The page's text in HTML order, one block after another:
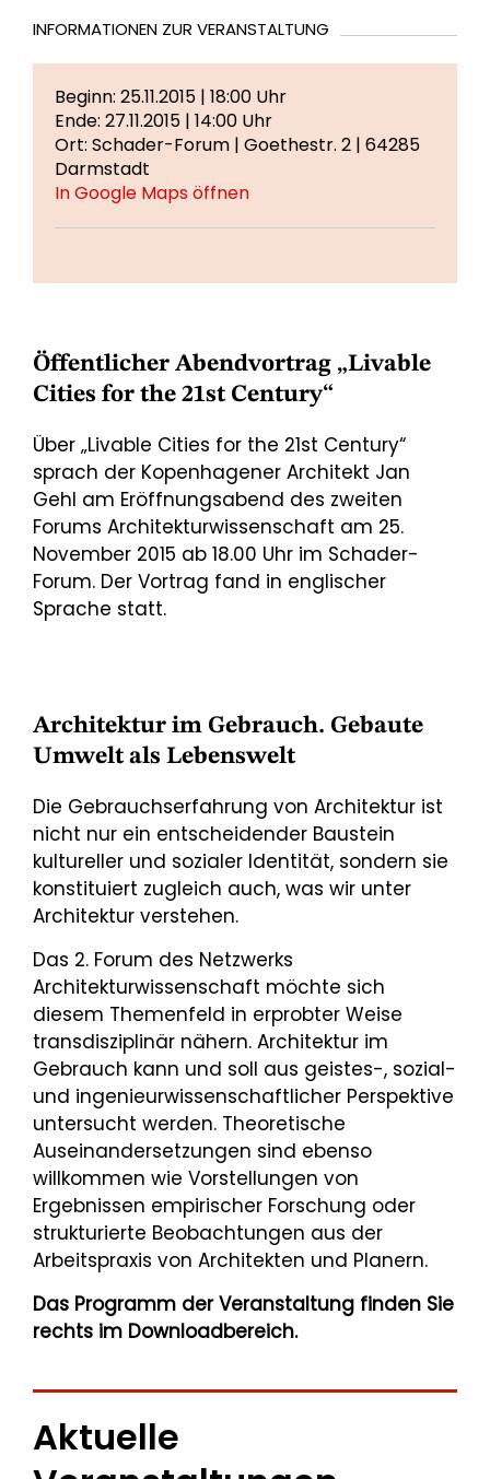
INFORMATIONEN ZUR VERANSTALTUNG
Beginn: 25.11.2015 | 18:00 Uhr
Ende: 27.11.2015 | 14:00 Uhr
Ort: Schader-Forum | Goethestr. 2 | 64285
Darmstadt
In Google Maps öffnen
Öffentlicher Abendvortrag „Livable
Cities for the 21st Century“
Über „Livable Cities for the 21st Century“
sprach der Kopenhagener Architekt Jan
Gehl am Eröffnungsabend des zweiten
Forums Architekturwissenschaft am 25.
November 2015 ab 18.00 Uhr im Schader-
Forum. Der Vortrag fand in englischer
Sprache statt.
Architektur im Gebrauch. Gebaute
Umwelt als Lebenswelt
Die Gebrauchserfahrung von Architektur ist
nicht nur ein entscheidender Baustein
kultureller und sozialer Identität, sondern sie
konstituiert zugleich auch, was wir unter
Architektur verstehen.
Das 2. Forum des Netzwerks
Architekturwissenschaft möchte sich
diesem Themenfeld in erprobter Weise
transdisziplinär nähern. Architektur im
Gebrauch kann und soll aus geistes-, sozial-
und ingenieurwissenschaftlicher Perspektive
untersucht werden. Theoretische
Auseinandersetzungen sind ebenso
willkommen wie Vorstellungen von
Ergebnissen empirischer Forschung oder
strukturierte Beobachtungen aus der
Arbeitspraxis von Architekten und Planern.
Das Programm der Veranstaltung finden Sie
rechts im Downloadbereich.
Aktuelle